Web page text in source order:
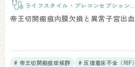
ライフスタイル・プレコンセプションケ
帝王切開瘢痕内膜欠損と異常子宮出血
# 帝王切開瘢痕症候群 # 反復着床不全（RIF）